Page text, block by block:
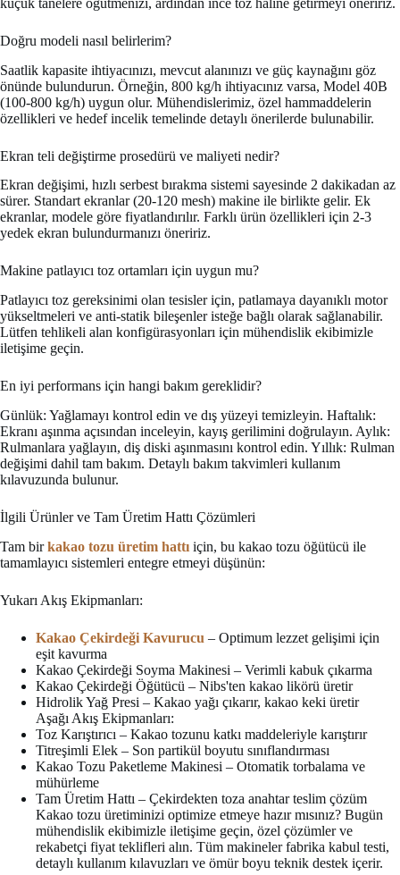
Doğru modeli nasıl belirlerim?
Saatlik kapasite ihtiyacınızı, mevcut alanınızı ve güç kaynağını göz
önünde bulundurun. Örneğin, 800 kg/h ihtiyacınız varsa, Model 40B
(100-800 kg/h) uygun olur. Mühendislerimiz, özel hammaddelerin
özellikleri ve hedef incelik temelinde detaylı önerilerde bulunabilir.
Ekran teli değiştirme prosedürü ve maliyeti nedir?
Ekran değişimi, hızlı serbest bırakma sistemi sayesinde 2 dakikadan az
sürer. Standart ekranlar (20-120 mesh) makine ile birlikte gelir. Ek
ekranlar, modele göre fiyatlandırılır. Farklı ürün özellikleri için 2-3
yedek ekran bulundurmanızı öneririz.
Makine patlayıcı toz ortamları için uygun mu?
Patlayıcı toz gereksinimi olan tesisler için, patlamaya dayanıklı motor
yükseltmeleri ve anti-statik bileşenler isteğe bağlı olarak sağlanabilir.
Lütfen tehlikeli alan konfigürasyonları için mühendislik ekibimizle
iletişime geçin.
En iyi performans için hangi bakım gereklidir?
Günlük: Yağlamayı kontrol edin ve dış yüzeyi temizleyin. Haftalık:
Ekranı aşınma açısından inceleyin, kayış gerilimini doğrulayın. Aylık:
Rulmanlara yağlayın, diş diski aşınmasını kontrol edin. Yıllık: Rulman
değişimi dahil tam bakım. Detaylı bakım takvimleri kullanım
kılavuzunda bulunur.
İlgili Ürünler ve Tam Üretim Hattı Çözümleri
Tam birkakao tozu üretim hattı için, bu kakao tozu öğütücü ile
tamamlayıcı sistemleri entegre etmeyi düşünün:
Yukarı Akış Ekipmanları:
Kakao Çekirdeği Kavurucu – Optimum lezzet gelişimi için
eşit kavurma
Kakao Çekirdeği Soyma Makinesi – Verimli kabuk çıkarma
Kakao Çekirdeği Öğütücü – Nibs'ten kakao likörü üretir
Hidrolik Yağ Presi – Kakao yağı çıkarır, kakao keki üretir
Aşağı Akış Ekipmanları:
Toz Karıştırıcı – Kakao tozunu katkı maddeleriyle karıştırır
Titreşimli Elek – Son partikül boyutu sınıflandırması
Kakao Tozu Paketleme Makinesi – Otomatik torbalama ve
mühürleme
Tam Üretim Hattı – Çekirdekten toza anahtar teslim çözüm
Kakao tozu üretiminizi optimize etmeye hazır mısınız? Bugün
mühendislik ekibimizle iletişime geçin, özel çözümler ve
rekabetçi fiyat teklifleri alın. Tüm makineler fabrika kabul testi,
detaylı kullanım kılavuzları ve ömür boyu teknik destek içerir.